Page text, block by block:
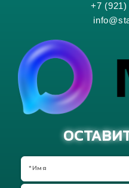
+7 (921)